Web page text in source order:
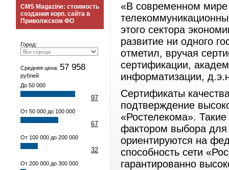
CMS Magazine: стоимость
создания корп. сайта в
Приволжском ФО
Город:
Средняя цена: 57 958
рублей
До 50 000
97
От 50 000 до 100 000
67
От 100 000 до 200 000
32
От 200 000 до 300 000
«В современном мире
этого сектора
развитие ни одного
отметил, вручая
сертификации,
информатизации,
Сертификаты
подтверждение
«Ростелекома».
фактором выбора для
ориентируются на
способность сети
гарантированно